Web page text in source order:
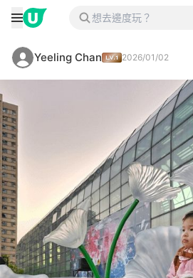
Yeeling Chan 2026/01/02